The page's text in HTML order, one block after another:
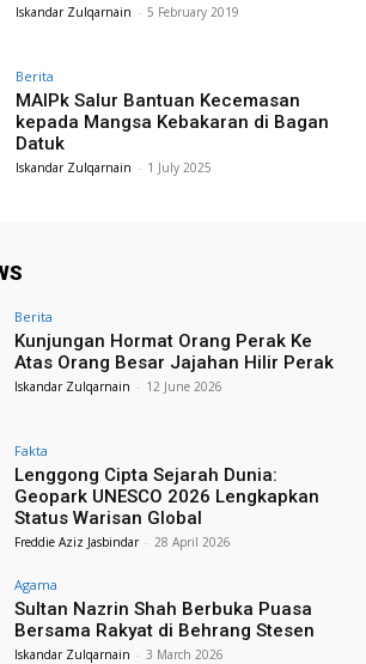
Iskandar Zulqarnain - 5 February 2019
Berita
MAIPk Salur Bantuan Kecemasan
kepada Mangsa Kebakaran di Bagan
Datuk
Iskandar Zulqarnain - 1 July 2025
Berita
Kunjungan Hormat Orang Perak Ke
Atas Orang Besar Jajahan Hilir Perak
Iskandar Zulqarnain - 12 June 2026
Fakta
Lenggong Cipta Sejarah Dunia:
Geopark UNESCO 2026 Lengkapkan
Status Warisan Global
Freddie Aziz Jasbindar - 28 April 2026
Agama
Sultan Nazrin Shah Berbuka Puasa
Bersama Rakyat di Behrang Stesen
Iskandar Zulqarnain - 3 March 2026